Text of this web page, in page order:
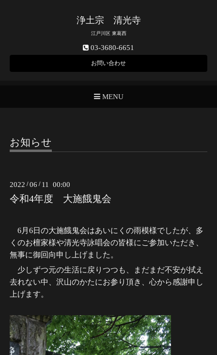
浄土宗 清光寺
江戸川区 東葛西
03-3680-6651
お問い合わせ
MENU
お知らせ
2022 /06 / 11 00:00
令和4年度 大施餓鬼会
6月6日の大施餓鬼会はあいにくの雨模様でしたが、多
くのお檀家様や清光寺詠唱会の皆様にご参加いただき、
無事に御回向申し上げました。
少しずつ元の生活に戻りつつも、まだまだ不安が拭え
去れない中、沢山のかたにお参り頂き、心から感謝申し
上げます。